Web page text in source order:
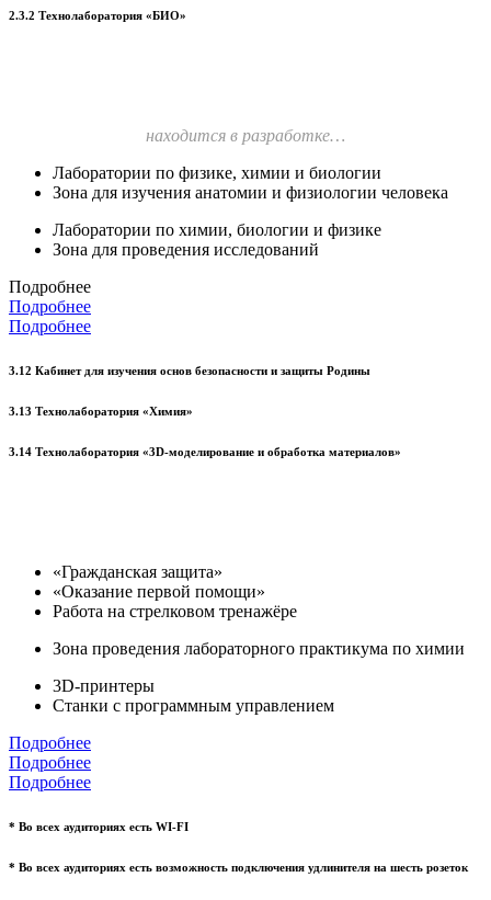
2.3.2 Технолаборатория «БИО»
находится в разработке…
Лаборатории по физике, химии и биологии
Зона для изучения анатомии и физиологии человека
Лаборатории по химии, биологии и физике
Зона для проведения исследований
Подробнее
Подробнее
Подробнее
3.12 Кабинет для изучения основ безопасности и защиты Родины
3.13 Технолаборатория «Химия»
3.14 Технолаборатория «3D-моделирование и обработка материалов»
«Гражданская защита»
«Оказание первой помощи»
Работа на стрелковом тренажёре
Зона проведения лабораторного практикума по химии
3D-принтеры
Станки с программным управлением
Подробнее
Подробнее
Подробнее
* Во всех аудиториях есть WI-FI
* Во всех аудиториях есть возможность подключения удлинителя на шесть розеток